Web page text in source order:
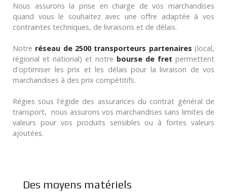
Nous assurons la prise en charge de vos marchandises
quand vous le souhaitez avec une offre adaptée à vos
contraintes techniques, de livraisons et de délais.
Notre réseau de 2500 transporteurs partenaires (local,
régional et national) et notre bourse de fret permettent
d'optimiser les prix et les délais pour la livraison de vos
marchandises à des prix compétitifs.
Régies sous l'égide des assurances du contrat général de
transport, nous assurons vos marchandises sans limites de
valeurs pour vos produits sensibles ou à fortes valeurs
ajoutées.
Des moyens matériels